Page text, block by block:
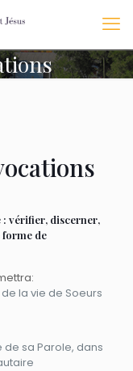
vérifier, discerner,
de
la vie de Soeurs
de sa Parole, dans